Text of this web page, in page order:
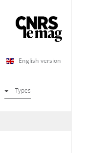
English version
Types